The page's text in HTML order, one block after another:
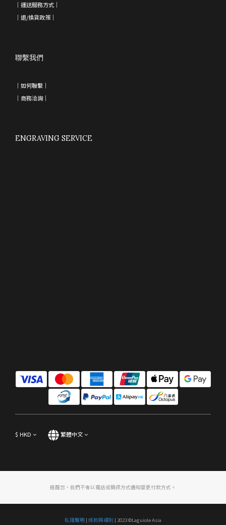
｜運送服務方式｜
｜退/換貨政策｜
聯繫我們
｜如何聯繫｜
｜ 商務洽詢 ｜
ENGRAVING SERVICE
$ HKD 繁體中文
提醒您，我們不會以電話或簡訊方式通知變更付款方式。
私隱聲明 | 條款與細則 | 2023 ©Laguiole Asia